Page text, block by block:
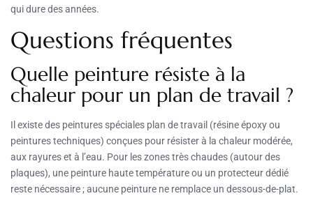
qui dure des années.
Questions fréquentes
Quelle peinture résiste à la
chaleur pour un plan de travail ?
Il existe des peintures spéciales plan de travail (résine époxy ou
peintures techniques) conçues pour résister à la chaleur modérée,
aux rayures et à l’eau. Pour les zones très chaudes (autour des
plaques), une peinture haute température ou un protecteur dédié
reste nécessaire ; aucune peinture ne remplace un dessous-de-plat.